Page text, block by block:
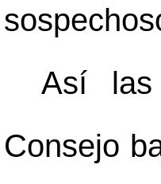
Así las
Consejo